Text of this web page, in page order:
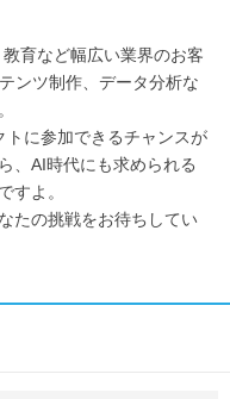
育など幅広い業界のお客
ンツ制作、データ分析な
トに参加できるチャンスが
、AI時代にも求められる
すよ。
たの挑戦をお待ちしてい